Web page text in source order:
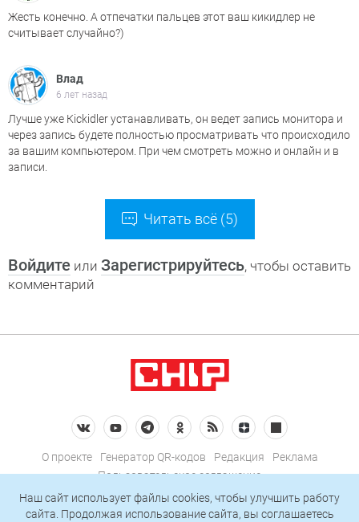
Жесть конечно. А отпечатки пальцев этот ваш кикидлер не
считывает случайно?)
Влад
6 лет назад
Лучше уже Кickidler устанавливать, он ведет запись монитора и
через запись будете полностью просматривать что происходило
за вашим компьютером. При чем смотреть можно и онлайн и в
записи.
Читать всё (5)
Войдите или Зарегистрируйтесь, чтобы оставить
комментарий
О проекте Генератор QR-кодов Редакция
Реклама
Пользовательское соглашение
Политика конфиденциальности
Наш сайт использует файлы cookies, чтобы улучшить работу
сайта. Продолжая использование сайта, вы соглашаетесь